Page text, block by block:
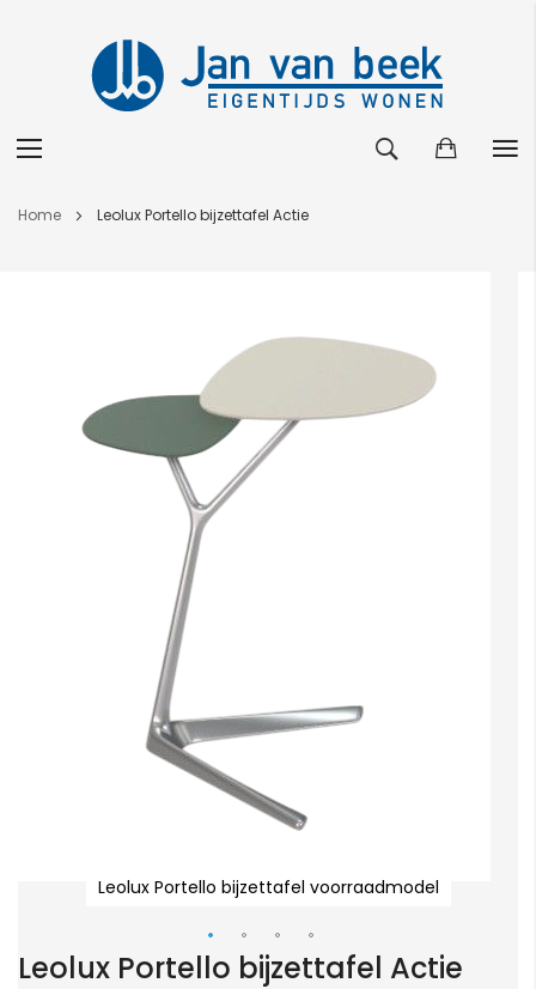
Ga
Home Leolux Portello bijzettafel Actie
afbeeldingen-
Leolux Portello bijzettafel voorraadmodel
Ga
Leolux Portello bijzettafel Actie